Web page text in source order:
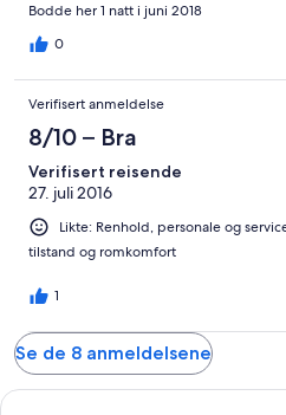
Bodde her 1 natt i juni 2018
0
Verifisert anmeldelse
8/10 – Bra
Verifisert reisende
27. juli 2016
Likte: Renhold, personale og
tilstand og romkomfort
1
Se de 8 anmeldelsene